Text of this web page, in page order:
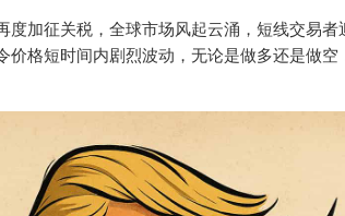
度加征关税，全球市场风起云涌，短线交易
价格短时间内剧烈波动，无论是做多还是做